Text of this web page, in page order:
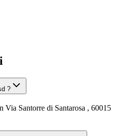
?
Santorre di Santarosa , 60015